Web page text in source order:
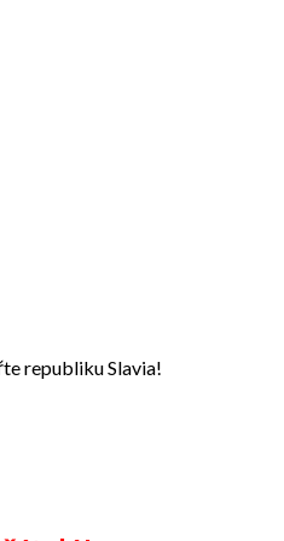
republiku Slavia!